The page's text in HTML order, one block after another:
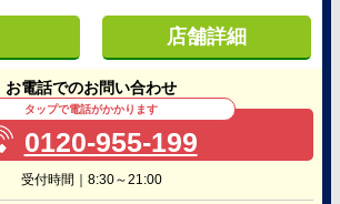
店舗詳細
お電話でのお問い合わせ
タップで電話がかかります
0120-955-199
受付時間｜8:30～21:00